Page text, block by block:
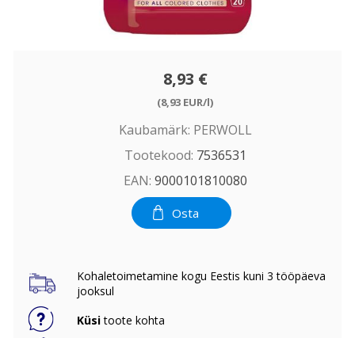
8,93 €
(8,93 EUR/l)
Kaubamärk: PERWOLL
Tootekood: 7536531
EAN: 9000101810080
Osta
Kohaletoimetamine kogu Eestis kuni 3 tööpäeva
jooksul
Küsitoote kohta